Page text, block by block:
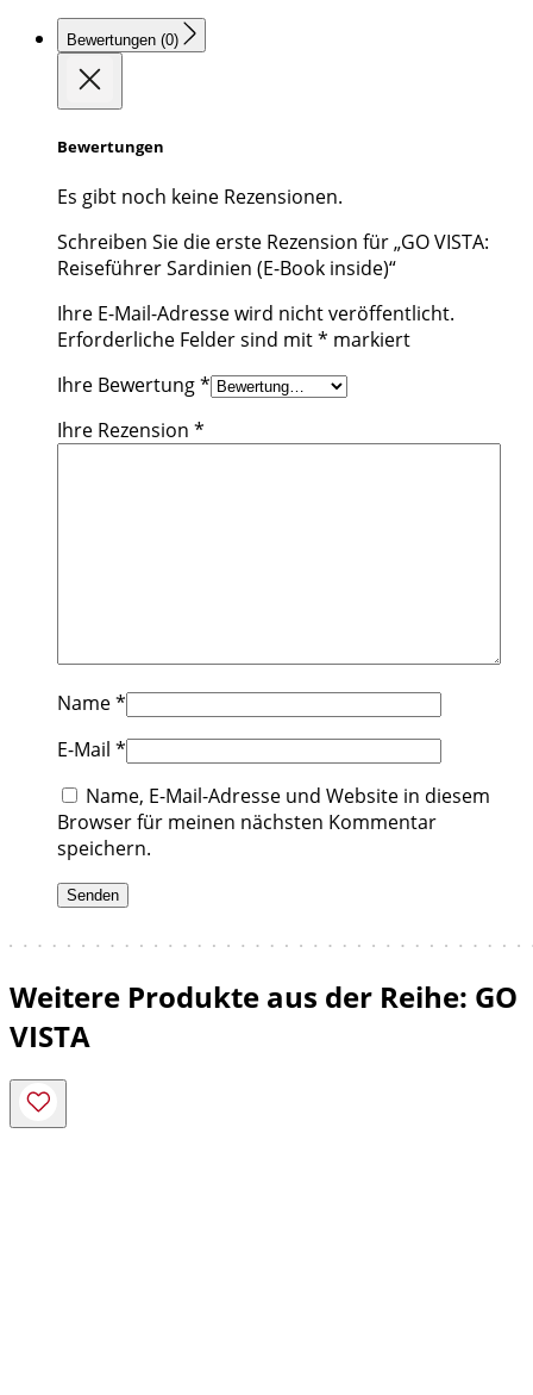
Bewertungen (0)
Bewertungen
Es gibt noch keine Rezensionen.
Schreiben Sie die erste Rezension für „GO VISTA:
Reiseführer Sardinien (E-Book inside)“
Ihre E-Mail-Adresse wird nicht veröffentlicht.
Erforderliche Felder sind mit* markiert
Ihre Bewertung*
Ihre Rezension *
Name*
E-Mail *
Name, E-Mail-Adresse und Website in diesem
Browser für meinen nächsten Kommentar
speichern.
Weitere Produkte aus der Reihe: GO
VISTA